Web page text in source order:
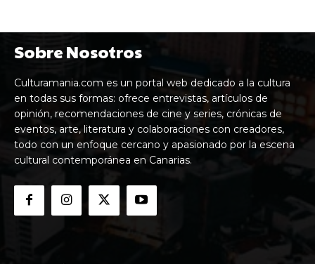
Sobre Nosotros
Culturamania.com es un portal web dedicado a la cultura
en todas sus formas: ofrece entrevistas, artículos de
opinión, recomendaciones de cine y series, crónicas de
eventos, arte, literatura y colaboraciones con creadores,
todo con un enfoque cercano y apasionado por la escena
cultural contemporánea en Canarias.